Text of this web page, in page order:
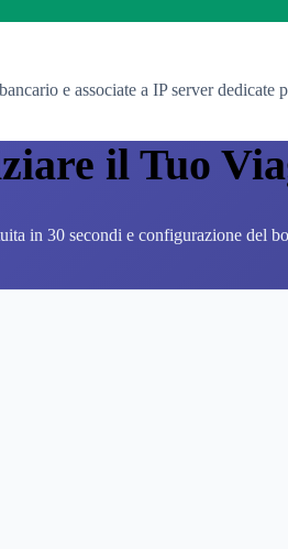
e associate a IP server dedicate
il Tuo
in 30 secondi e configurazione del